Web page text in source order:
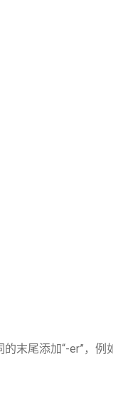
末尾添加“-er”，例